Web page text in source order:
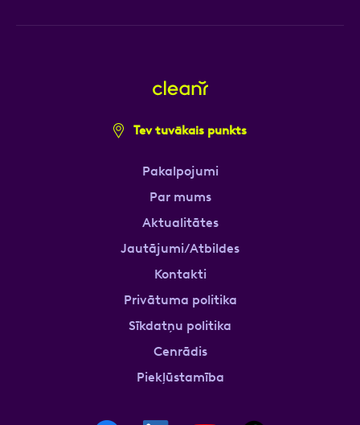
Tev tuvākais punkts
Pakalpojumi
Par mums
Aktualitātes
Jautājumi/Atbildes
Kontakti
Privātuma politika
Sīkdatņu politika
Cenrādis
Piekļūstamība